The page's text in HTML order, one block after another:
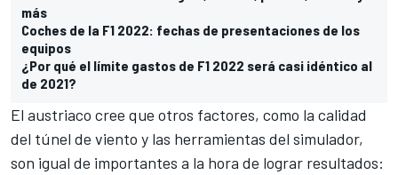
más
Coches de la F1 2022: fechas de presentaciones de los
equipos
¿Por qué el límite gastos de F1 2022 será casi idéntico al
de 2021?
El austriaco cree que otros factores, como la calidad
del túnel de viento y las herramientas del simulador,
son igual de importantes a la hora de lograr resultados: